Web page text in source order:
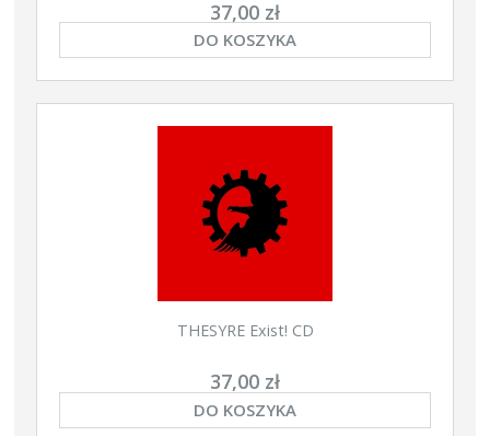
37,00 zł
DO KOSZYKA
THESYRE Exist! CD
37,00 zł
DO KOSZYKA